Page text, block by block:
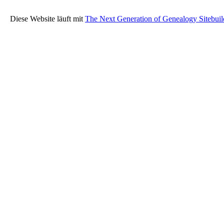
Diese Website läuft mit The Next Generation of Genealogy